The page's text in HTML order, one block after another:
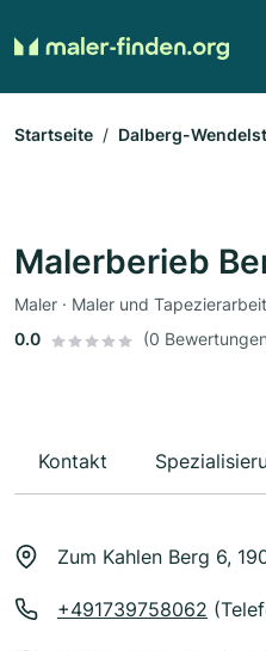
Startseite Dalberg-
Malerberieb
Maler · Maler und
0.0
(0
Kontakt
Zum Kahlen Berg 6,
+491739758062